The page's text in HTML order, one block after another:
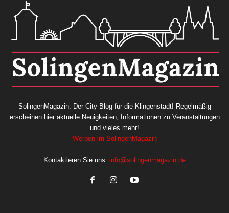
SolingenMagazin: Der City-Blog für die Klingenstadt! Regelmäßig
erscheinen hier aktuelle Neuigkeiten, Informationen zu Veranstaltungen
und vieles mehr!
Werben im SolingenMagazin
Kontaktieren Sie uns: info@solingenmagazin.de